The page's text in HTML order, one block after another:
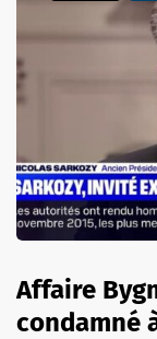
Affaire
condamné